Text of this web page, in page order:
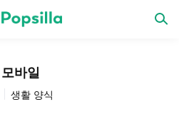
바일
생활 양식